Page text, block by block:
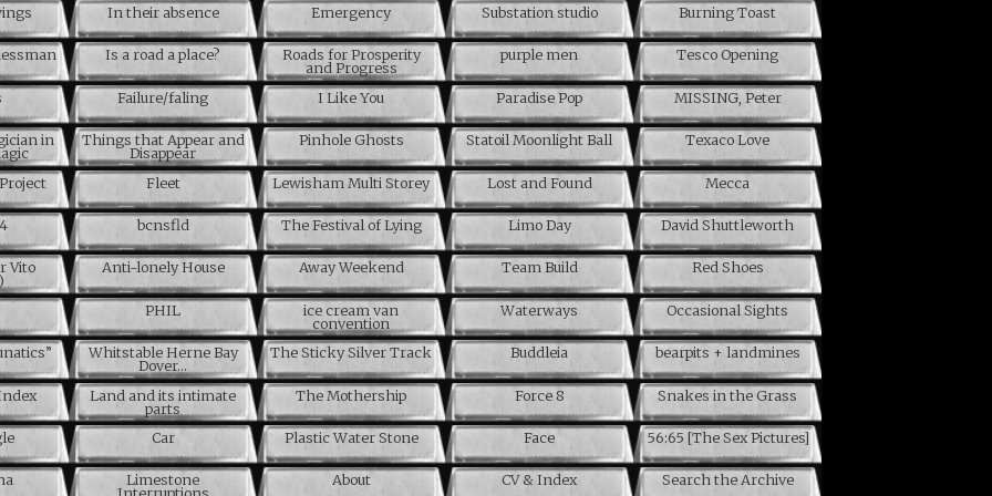
In their absence Emergency Substation studio Burning Toast
Is a road a place? Roads for Prosperity
and Progress
purple men Tesco Opening
Failure/faling I Like You Paradise Pop MISSING, Peter
in Things that Appear and
Disappear
Pinhole Ghosts Statoil Moonlight Ball Texaco Love
Fleet Lewisham Multi Storey Lost and Found Mecca
bcnsfld The Festival of Lying Limo Day David Shuttleworth
Vito Anti-lonely House Away Weekend Team Build Red Shoes
PHIL ice cream van
convention
Waterways Occasional Sights
Whitstable Herne Bay
Dover…
The Sticky Silver Track Buddleia bearpits + landmines
Land and its intimate
parts
The Mothership Force 8 Snakes in the Grass
Car Plastic Water Stone Face 56:65 [The Sex Pictures]
Limestone About CV & Index Search the Archive